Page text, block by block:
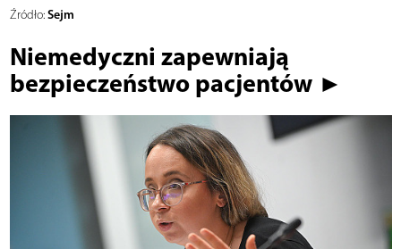
Źródło: Sejm
Niemedyczni zapewniają
bezpieczeństwo pacjentów ►